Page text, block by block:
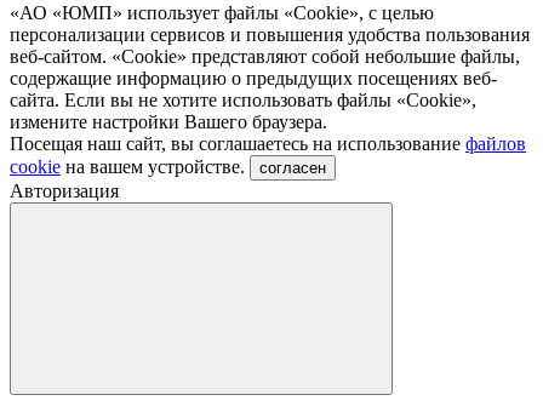
«АО «ЮМП» использует файлы «Сookie», с целью
персонализации сервисов и повышения удобства пользования
веб-сайтом. «Cookie» представляют собой небольшие файлы,
содержащие информацию о предыдущих посещениях веб-
сайта. Если вы не хотите использовать файлы «Сookie»,
измените настройки Вашего браузера.
Посещая наш сайт, вы соглашаетесь на использование файлов
cookie на вашем устройстве. согласен
Авторизация